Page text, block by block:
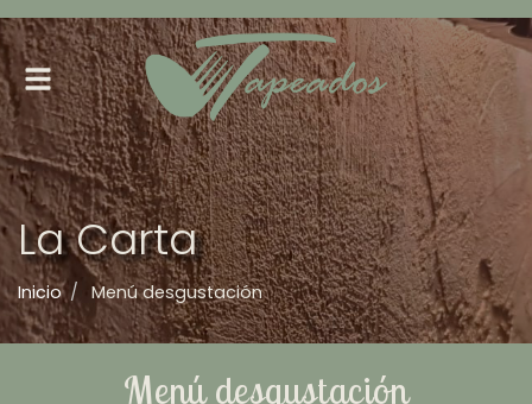
Alternar
navegación
La Carta
Inicio Menú desgustación
Menú desgustación